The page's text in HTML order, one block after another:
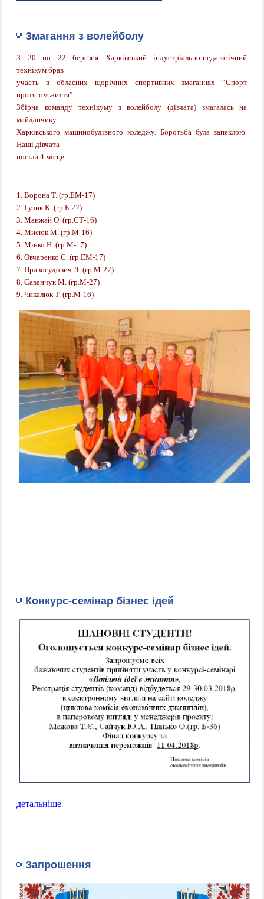
Змагання з волейболу
З 20 по 22 березня Харківський індустріально-педагогічний
технікум брав
участь в обласних щорічних спортивних змаганнях “Спорт
протягом життя”.
Збірна команду технікуму з волейболу (дівчата) змагалась на
майданчику
Харківського машинобудівного коледжу. Боротьба була запеклою.
Наші дівчата
посіли 4 місце.
1. Ворона Т. (гр.ЕМ-17)
2. Гузик К. (гр Б-27)
3. Манжай О. (гр.СТ-16)
4. Мисюк М. (гр.М-16)
5. Мінко Н. (гр.М-17)
6. Овчаренко Є. (гр.ЕМ-17)
7. Правосудович Л. (гр.М-27)
8. Саванчук М. (гр.М-27)
9. Чикалюк Т. (гр.М-16)
Конкурс-семінар бізнес ідей
детальніше
Запрошення